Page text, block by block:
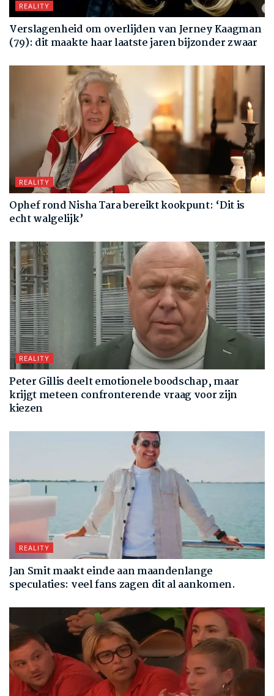
REALITY
Verslagenheid om overlijden van Jerney Kaagman
(79): dit maakte haar laatste jaren bijzonder zwaar
REALITY
Ophef rond Nisha Tara bereikt kookpunt: ‘Dit is
echt walgelijk’
REALITY
Peter Gillis deelt emotionele boodschap, maar
krijgt meteen confronterende vraag voor zijn
kiezen
REALITY
Jan Smit maakt einde aan maandenlange
speculaties: veel fans zagen dit al aankomen.